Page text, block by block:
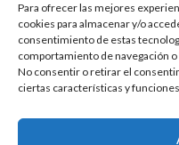
Para ofrecer las mejores
cookies para almacenar y/o
consentimiento de estas
comportamiento de navegación
No consentir o retirar el
ciertas características y
Sólo para mayores de 18
amarres,
finalidad de
psiquiátrica, financiera o